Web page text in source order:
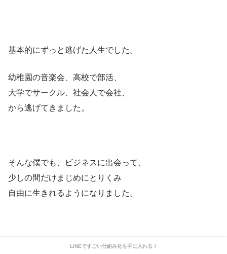
基本的にずっと逃げた人生でした。
幼稚園の音楽会、高校で部活、
大学でサークル、社会人で会社、
から逃げてきました。
そんな僕でも、ビジネスに出会って、
少しの間だけまじめにとりくみ
自由に生きれるようになりました。
LINEですごい仕組み化を手に入れる！